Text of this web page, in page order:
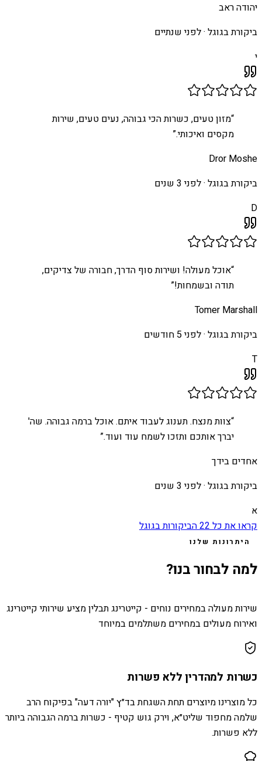
יהודה ראב
ביקורת בגוגל ·לפני שנתיים
י
“מזון טעים, כשרות הכי גבוהה, נעים טעים, שירות
מקסים ואיכותי.”
Dror Moshe
ביקורת בגוגל ·לפני 3 שנים
D
“אוכל מעולה! ושירות סוף הדרך, חבורה של צדיקים,
תודה ובשמחות!”
Tomer Marshall
ביקורת בגוגל ·לפני 5 חודשים
T
“צוות מנצח. תענוג לעבוד איתם. אוכל ברמה גבוהה. שה'
יברך אותכם ותזכו לשמח עוד ועוד.”
אחדים בידך
ביקורת בגוגל ·לפני 3 שנים
א
קראו את כל22הביקורות בגוגל
היתרונות שלנו
למה לבחור בנו?
שירות מעולה במחירים נוחים - קייטרינג תבלין מציע שירותי קייטרינג
ואירוח מעולים במחירים משתלמים במיוחד
כשרות למהדרין ללא פשרות
כל מוצרינו מיוצרים תחת השגחת בד״ץ "יורה דעה" בפיקוח הרב
שלמה מחפוד שליט״א, וירק גוש קטיף - כשרות ברמה הגבוהה ביותר
ללא פשרות.